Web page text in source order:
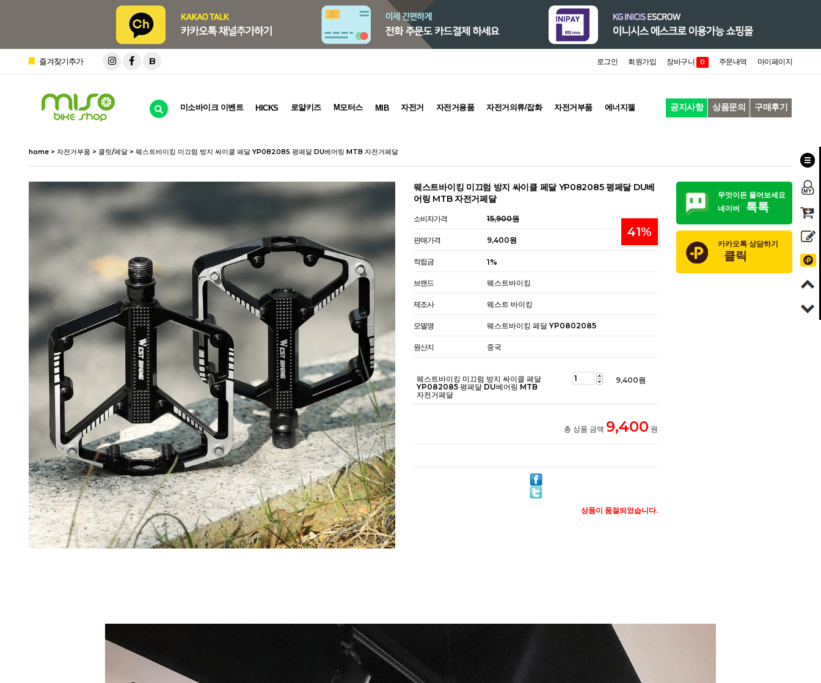
즐겨찾기추가 B 로그인 회원가입 장바구니 0 주문내역 마이페이지
미소바이크 이벤트 HICKS 로얄키즈 M모터스 MIB 자전거 자전거용품 자전거의류/잡화 자전거부품 에너지젤 공지사항 상품문의 구매후기
home > 자전거부품 > 클릿/페달 > 웨스트바이킹 미끄럼 방지 싸이클 페달 YP082085 평페달 DU베어링 MTB 자전거페달
웨스트바이킹 미끄럼 방지 싸이클 페달 YP082085 평페달 DU베
어링 MTB 자전거페달
소비자가격 15,900원
41%
판매가격 9,400원
적립금 1%
브랜드 웨스트바이킹
제조사 웨스트 바이킹
모델명 웨스트바이킹 페달 YP0802085
원산지 중국
웨스트바이킹 미끄럼 방지 싸이클 페달
YP082085 평페달 DU베어링 MTB
자전거페달
9,400원
총 상품 금액 9,400 원
상품이 품절되었습니다.
무엇이든 물어보세요
네이버
톡톡
카카오톡 상담하기
클릭